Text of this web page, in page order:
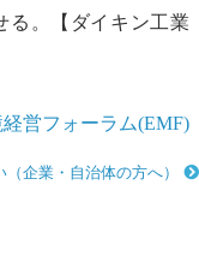
る。【ダイキン工業
営フォーラム(EMF)
企業・自治体の方へ）